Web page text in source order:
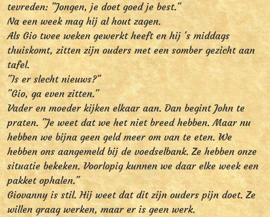
tevreden: "Jongen, je doet goed je best."
Na een week mag hij al hout zagen.
Als Gio twee weken gewerkt heeft en hij 's middags
thuiskomt, zitten zijn ouders met een somber gezicht aan
tafel.
"Is er slecht nieuws?"
"Gio, ga even zitten."
Vader en moeder kijken elkaar aan. Dan begint John te
praten. "Je weet dat we het niet breed hebben. Maar nu
hebben we bijna geen geld meer om van te eten. We
hebben ons aangemeld bij de voedselbank. Ze hebben onze
situatie bekeken. Voorlopig kunnen we daar elke week een
pakket ophalen."
Giovanny is stil. Hij weet dat dit zijn ouders pijn doet. Ze
willen graag werken, maar er is geen werk.